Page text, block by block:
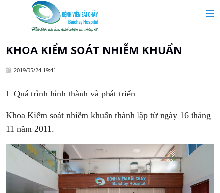
Giới thiệu
Chuyên khoa
Tin tức
Dịch vụ y tế
Dành cho khách hàng
KHOA KIỂM SOÁT NHIỄM KHUẨN
2019/05/24 19:41
I. Quá trình hình thành và phát triển
Khoa Kiểm soát nhiễm khuẩn thành lập từ ngày 16 tháng
11 năm 2011.